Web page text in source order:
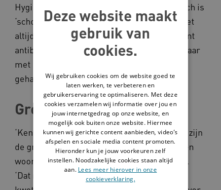
Hygiënisch werken hoort bij goede zorg. Toch is
‘schoon werken’ in de dagelijkse praktijk niet
altijd vanzelfsprekend. Dat moet anders, want
antibioticaresistentie (ABR) is een reëel gevaar
met grote gevolgen. Oók in de
gehandicaptenzorg.
Grote verschillen
‘Kenmerkend voor de gehandicaptensector zijn
de grote verschillen tussen cliënten, zorg- en
woonvormen, en medewerkers’, zegt Tessa.
‘Dat maakt dat sommige groepen extra
Deze website maakt
gebruik van
cookies.
Wij gebruiken cookies om de website goed te
laten werken, te verbeteren en
gebruikerservaring te optimaliseren. Met deze
cookies verzamelen wij informatie over jou en
jouw internetgedrag op onze website, en
mogelijk ook buiten onze website. Hiermee
kunnen wij gerichte content aanbieden, video’s
afspelen en sociale media content promoten.
Hieronder kun je jouw voorkeuren zelf
instellen. Noodzakelijke cookies staan altijd
aan. Lees meer hierover in onze
cookieverklaring.